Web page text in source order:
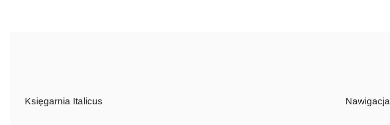
Księgarnia Italicus Nawigacja